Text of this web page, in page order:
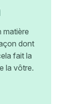
matière
dont
fait la
la vôtre.